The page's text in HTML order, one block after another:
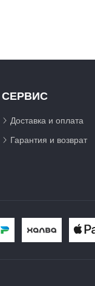
СЕРВИС
Доставка и оплата
Гарантия и возврат